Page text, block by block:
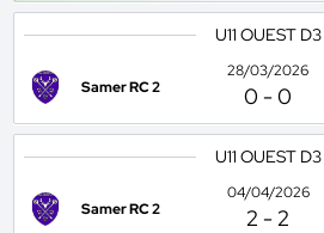
U11 OUEST D3
Samer RC 2
28/03/2026
0 -0
U11 OUEST D3
Samer RC 2
04/04/2026
2 -2